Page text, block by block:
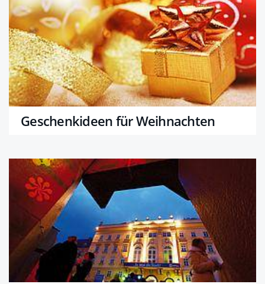
Geschenkideen für Weihnachten